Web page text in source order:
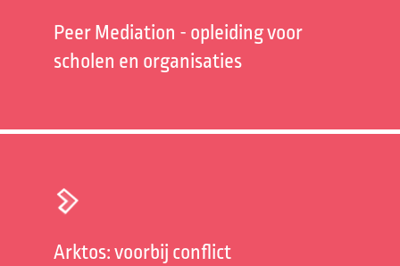
Peer Mediation - opleiding voor
scholen en organisaties
Arktos: voorbij conflict